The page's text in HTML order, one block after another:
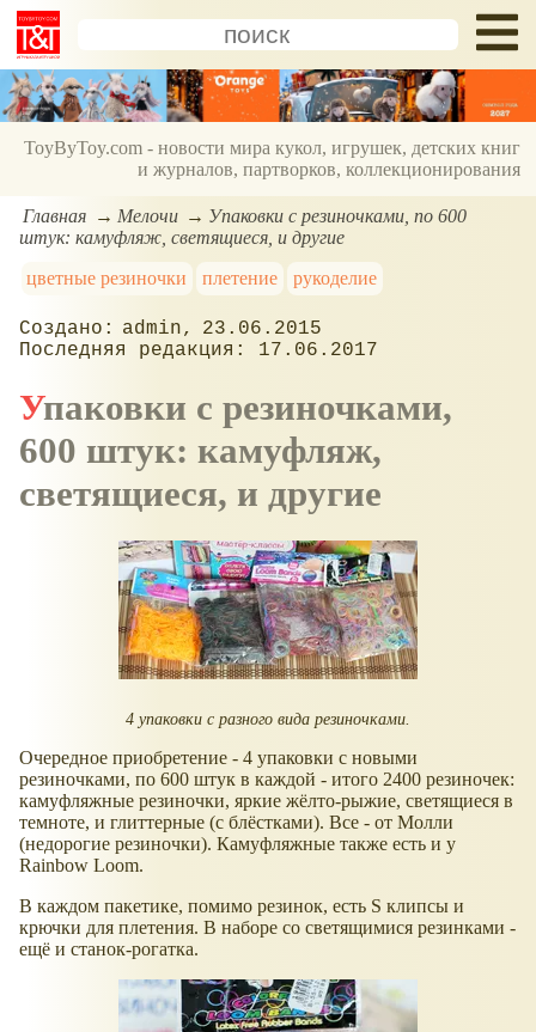
ToyByToy.com - новости мира кукол, игрушек, детских книг
и журналов, партворков, коллекционирования
Главная Мелочи
Упаковки с резиночками, по 600
штук: камуфляж, светящиеся, и другие
цветные резиночки
плетение рукоделие
admin
23.06.2015
17.06.2017
Упаковки с резиночками,
600 штук: камуфляж,
светящиеся, и другие
4 упаковки с разного вида резиночками.
Очередное приобретение - 4 упаковки с новыми
резиночками, по 600 штук в каждой - итого 2400 резиночек:
камуфляжные резиночки, яркие жёлто-рыжие, светящиеся в
темноте, и глиттерные (с блёстками). Все - от Молли
(недорогие резиночки). Камуфляжные также есть и у
Rainbow Loom.
В каждом пакетике, помимо резинок, есть S клипсы и
крючки для плетения. В наборе со светящимися резинками -
ещё и станок-рогатка.